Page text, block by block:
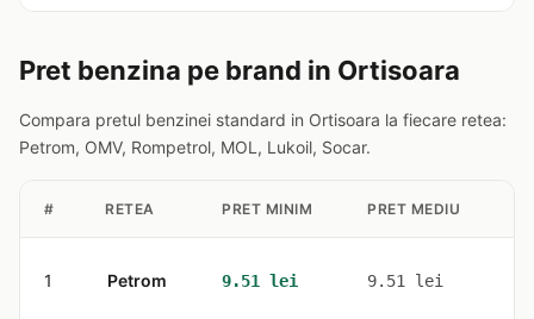
Pret benzina pe brand in Ortisoara
Compara pretul benzinei standard in Ortisoara la fiecare retea:
Petrom, OMV, Rompetrol, MOL, Lukoil, Socar.
# RETEA PRET MINIM PRET MEDIU
1 Petrom 9.51 lei 9.51 lei